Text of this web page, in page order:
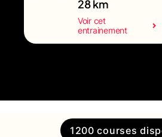
28 km
Voir cet
entrainement
1200 courses